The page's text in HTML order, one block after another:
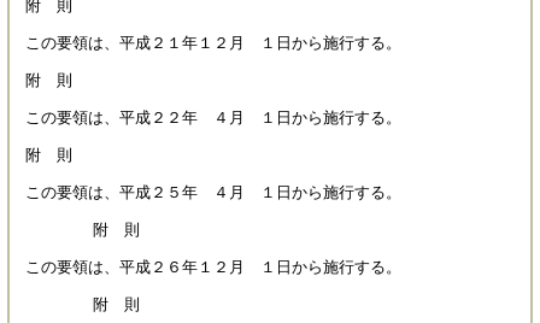
附 則
この要領は、平成２１年１２月 １日から施行する。
附 則
この要領は、平成２２年 ４月 １日から施行する。
附 則
この要領は、平成２５年 ４月 １日から施行する。
附 則
この要領は、平成２６年１２月 １日から施行する。
附 則